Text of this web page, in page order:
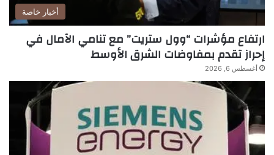
أخبار خاصة
ارتفاع مؤشرات “وول ستريت” مع تنامي الآمال في
إحراز تقدم بمفاوضات الشرق الأوسط
أغسطس 6, 2026